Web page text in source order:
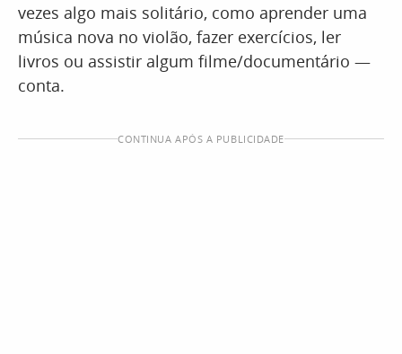
vezes algo mais solitário, como aprender uma
música nova no violão, fazer exercícios, ler
livros ou assistir algum filme/documentário —
conta.
CONTINUA APÓS A PUBLICIDADE